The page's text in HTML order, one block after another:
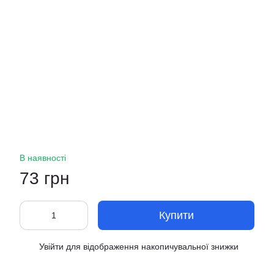
В наявності
73 грн
Купити
Увійти для відображення накопичувальної знижки